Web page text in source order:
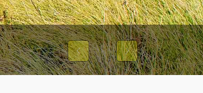
Previous Next